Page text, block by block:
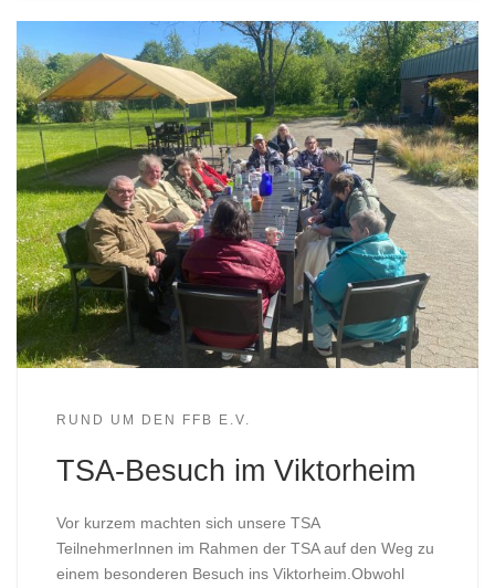
RUND UM DEN FFB E.V.
TSA-Besuch im Viktorheim
Vor kurzem machten sich unsere TSA
TeilnehmerInnen im Rahmen der TSA auf den Weg zu
einem besonderen Besuch ins Viktorheim.Obwohl